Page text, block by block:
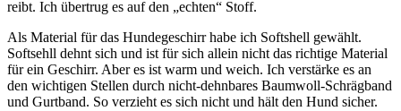
reibt. Ich übertrug es auf den „echten“ Stoff.
Als Material für das Hundegeschirr habe ich Softshell gewählt.
Softsehll dehnt sich und ist für sich allein nicht das richtige Material
für ein Geschirr. Aber es ist warm und weich. Ich verstärke es an
den wichtigen Stellen durch nicht-dehnbares Baumwoll-Schrägband
und Gurtband. So verzieht es sich nicht und hält den Hund sicher.